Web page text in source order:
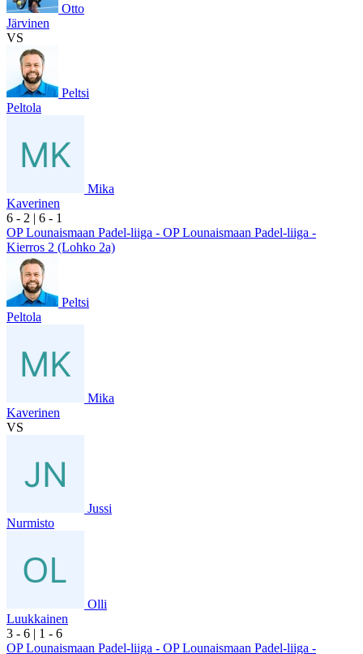
Otto
Järvinen
VS
Peltsi
Peltola
Mika
Kaverinen
6 - 2 | 6 - 1
OP Lounaismaan Padel-liiga - OP Lounaismaan Padel-liiga -
Kierros 2 (Lohko 2a)
Peltsi
Peltola
Mika
Kaverinen
VS
Jussi
Nurmisto
Olli
Luukkainen
3 - 6 | 1 - 6
OP Lounaismaan Padel-liiga - OP Lounaismaan Padel-liiga -